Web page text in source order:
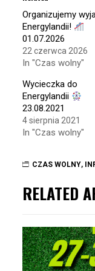
new
window)
Organizujemy
Energylandii!
01.07.2026
22 czerwca 2026
In "Czas wolny"
Wycieczka do
Energylandii
23.08.2021
4 sierpnia 2021
In "Czas wolny"
CZAS WOLNY,
RELATED